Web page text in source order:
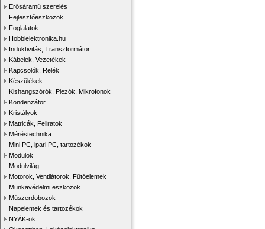
Erősáramú szerelés
Fejlesztőeszközök
Foglalatok
Hobbielektronika.hu
Induktivitás, Transzformátor
Kábelek, Vezetékek
Kapcsolók, Relék
Készülékek
Kishangszórók, Piezók, Mikrofonok
Kondenzátor
Kristályok
Matricák, Feliratok
Méréstechnika
Mini PC, ipari PC, tartozékok
Modulok
Modulvilág
Motorok, Ventilátorok, Fűtőelemek
Munkavédelmi eszközök
Műszerdobozok
Napelemek és tartozékok
NYÁK-ok